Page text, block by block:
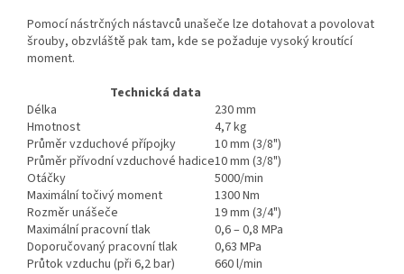
Pomocí nástrčných nástavců unašeče lze dotahovat a povolovat
šrouby, obzvláště pak tam, kde se požaduje vysoký kroutící
moment.
Technická data
Délka
230 mm
Hmotnost
4,7 kg
Průměr vzduchové přípojky
10 mm (3/8")
Průměr přívodní vzduchové hadice10 mm (3/8")
Otáčky
5000/min
Maximální točivý moment
1300 Nm
Rozměr unášeče
19 mm (3/4")
Maximální pracovní tlak
0,6 – 0,8 MPa
Doporučovaný pracovní tlak
0,63 MPa
Průtok vzduchu (při 6,2 bar)
660 l/min